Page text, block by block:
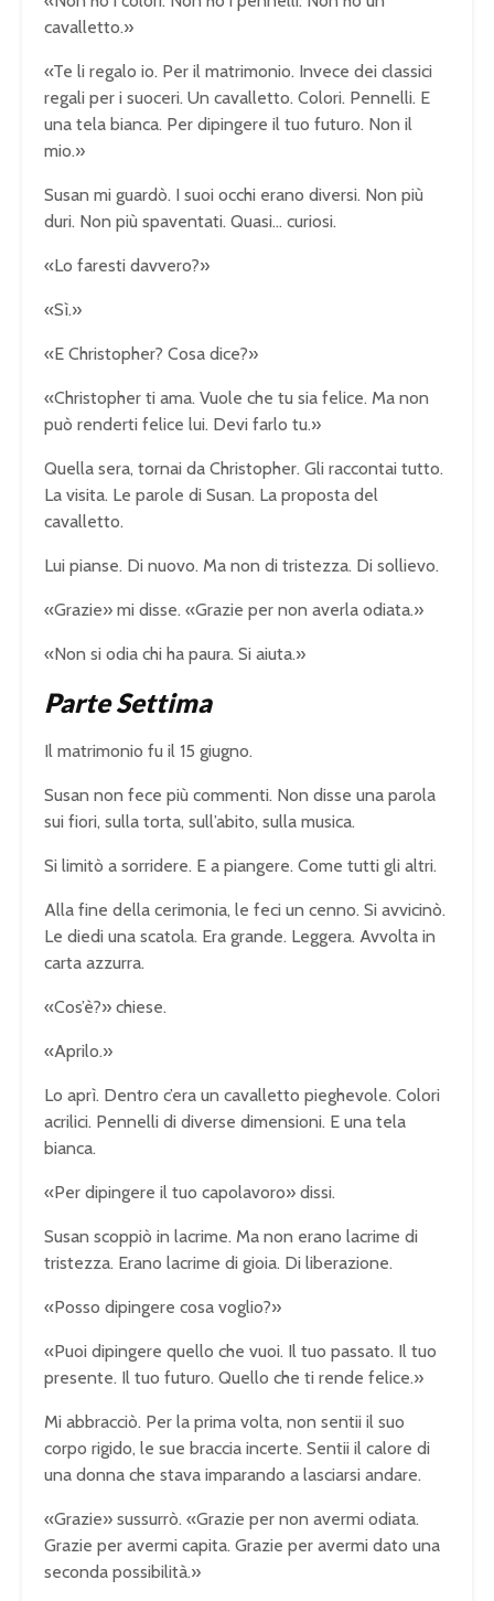
cavalletto.»
«Te li regalo io. Per il matrimonio. Invece dei classici
regali per i suoceri. Un cavalletto. Colori. Pennelli. E
una tela bianca. Per dipingere il tuo futuro. Non il
mio.»
Susan mi guardò. I suoi occhi erano diversi. Non più
duri. Non più spaventati. Quasi… curiosi.
«Lo faresti davvero?»
«Sì.»
«E Christopher? Cosa dice?»
«Christopher ti ama. Vuole che tu sia felice. Ma non
può renderti felice lui. Devi farlo tu.»
Quella sera, tornai da Christopher. Gli raccontai tutto.
La visita. Le parole di Susan. La proposta del
cavalletto.
Lui pianse. Di nuovo. Ma non di tristezza. Di sollievo.
«Grazie» mi disse. «Grazie per non averla odiata.»
«Non si odia chi ha paura. Si aiuta.»
Parte Settima
Il matrimonio fu il 15 giugno.
Susan non fece più commenti. Non disse una parola
sui fiori, sulla torta, sull’abito, sulla musica.
Si limitò a sorridere. E a piangere. Come tutti gli altri.
Alla fine della cerimonia, le feci un cenno. Si avvicinò.
Le diedi una scatola. Era grande. Leggera. Avvolta in
carta azzurra.
«Cos’è?» chiese.
«Aprilo.»
Lo aprì. Dentro c’era un cavalletto pieghevole. Colori
acrilici. Pennelli di diverse dimensioni. E una tela
bianca.
«Per dipingere il tuo capolavoro» dissi.
Susan scoppiò in lacrime. Ma non erano lacrime di
tristezza. Erano lacrime di gioia. Di liberazione.
«Posso dipingere cosa voglio?»
«Puoi dipingere quello che vuoi. Il tuo passato. Il tuo
presente. Il tuo futuro. Quello che ti rende felice.»
Mi abbracciò. Per la prima volta, non sentii il suo
corpo rigido, le sue braccia incerte. Sentii il calore di
una donna che stava imparando a lasciarsi andare.
«Grazie» sussurrò. «Grazie per non avermi odiata.
Grazie per avermi capita. Grazie per avermi dato una
seconda possibilità.»